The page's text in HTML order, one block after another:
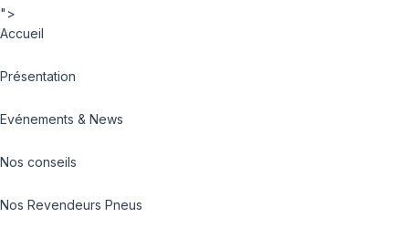
">
Accueil
Présentation
Evénements & News
Nos conseils
Nos Revendeurs Pneus